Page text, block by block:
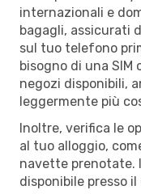
internazionali e
bagagli, assicurati
sul tuo telefono
bisogno di una SIM
negozi disponibili,
leggermente più
Inoltre, verifica le
al tuo alloggio,
navette prenotate.
disponibile presso